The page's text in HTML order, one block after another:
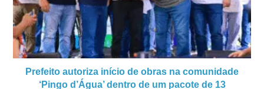
Prefeito autoriza início de obras na comunidade
‘Pingo d’Água’ dentro de um pacote de 13